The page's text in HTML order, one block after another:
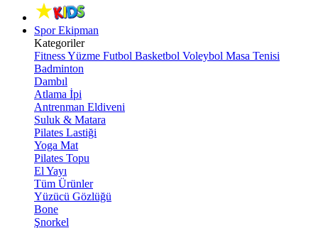
Spor Ekipman
Kategoriler
FitnessYüzme Futbol Basketbol Voleybol Masa Tenisi
Badminton
Dambıl
Atlama İpi
Antrenman Eldiveni
Suluk & Matara
Pilates Lastiği
Yoga Mat
Pilates Topu
El Yayı
Tüm Ürünler
Yüzücü Gözlüğü
Bone
Şnorkel